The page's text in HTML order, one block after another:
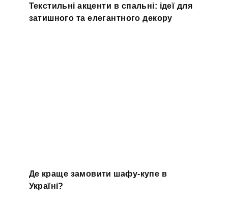
Текстильні акценти в спальні: ідеї для
затишного та елегантного декору
Де краще замовити шафу-купе в
Україні?